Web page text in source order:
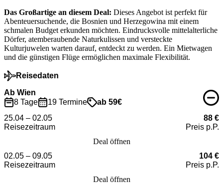
Das Großartige an diesem Deal: Dieses Angebot ist perfekt für
Abenteuersuchende, die Bosnien und Herzegowina mit einem
schmalen Budget erkunden möchten. Eindrucksvolle mittelalterliche
Dörfer, atemberaubende Naturkulissen und versteckte
Kulturjuwelen warten darauf, entdeckt zu werden. Ein Mietwagen
und die günstigen Flüge ermöglichen maximale Flexibilität.
Reisedaten
Ab Wien
8 Tage
19 Termine
ab 59€
25.04 – 02.05
Reisezeitraum
88 €
Preis p.P.
Deal öffnen
02.05 – 09.05
Reisezeitraum
104 €
Preis p.P.
Deal öffnen